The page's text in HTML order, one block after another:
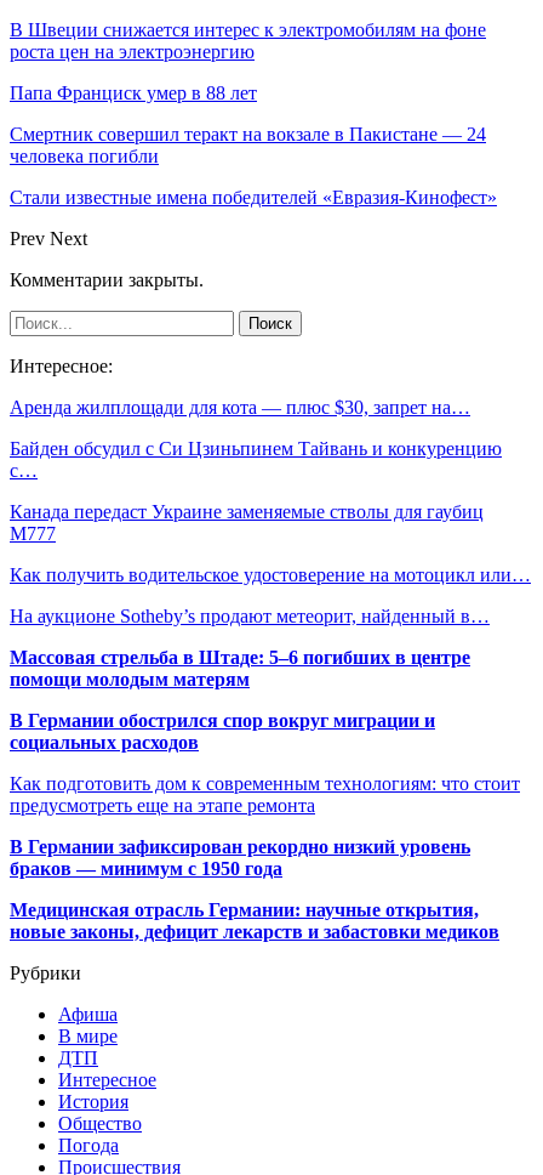
В Швеции снижается интерес к электромобилям на фоне
роста цен на электроэнергию
Папа Франциск умер в 88 лет
Смертник совершил теракт на вокзале в Пакистане — 24
человека погибли
Стали известные имена победителей «Евразия-Кинофест»
Prev Next
Комментарии закрыты.
Интересное:
Аренда жилплощади для кота — плюс $30, запрет на…
Байден обсудил с Си Цзиньпинем Тайвань и конкуренцию
с…
Канада передаст Украине заменяемые стволы для гаубиц
M777
Как получить водительское удостоверение на мотоцикл или…
На аукционе Sotheby’s продают метеорит, найденный в…
Массовая стрельба в Штаде: 5–6 погибших в центре
помощи молодым матерям
В Германии обострился спор вокруг миграции и
социальных расходов
Как подготовить дом к современным технологиям: что стоит
предусмотреть еще на этапе ремонта
В Германии зафиксирован рекордно низкий уровень
браков — минимум с 1950 года
Медицинская отрасль Германии: научные открытия,
новые законы, дефицит лекарств и забастовки медиков
Рубрики
Афиша
В мире
ДТП
Интересное
История
Общество
Погода
Происшествия